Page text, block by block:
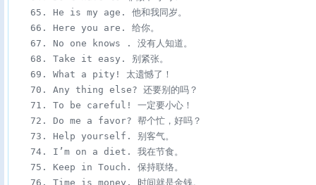
65. He is my age. 他和我同岁。
66. Here you are. 给你。
67. No one knows . 没有人知道。
68. Take it easy. 别紧张。
69. What a pity! 太遗憾了！
70. Any thing else? 还要别的吗？
71. To be careful! 一定要小心！
72. Do me a favor? 帮个忙，好吗？
73. Help yourself. 别客气。
74. I’m on a diet. 我在节食。
75. Keep in Touch. 保持联络。
76. Time is money. 时间就是金钱。